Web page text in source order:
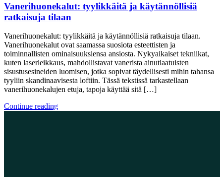
Vanerihuonekalut: tyylikkäitä ja käytännöllisiä
ratkaisuja tilaan
Vanerihuonekalut: tyylikkäitä ja käytännöllisiä ratkaisuja tilaan.
Vanerihuonekalut ovat saamassa suosiota esteettisten ja
toiminnallisten ominaisuuksiensa ansiosta. Nykyaikaiset tekniikat,
kuten laserleikkaus, mahdollistavat vanerista ainutlaatuisten
sisustusesineiden luomisen, jotka sopivat täydellisesti mihin tahansa
tyyliin skandinaavisesta loftiin. Tässä tekstissä tarkastellaan
vanerihuonekalujen etuja, tapoja käyttää sitä […]
Continue reading